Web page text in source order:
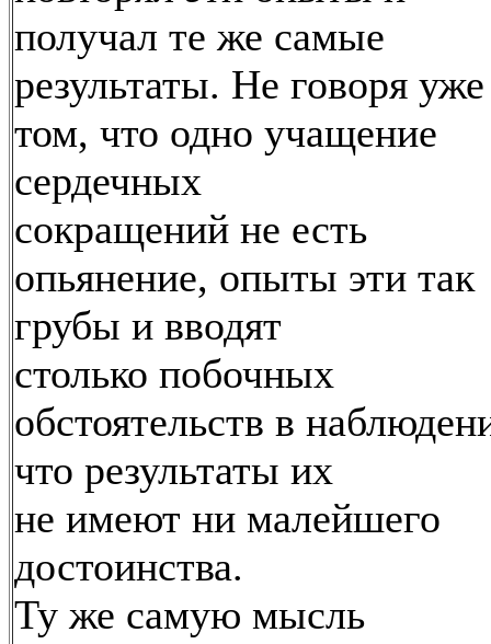
получал те же самые
результаты. Не говоря
том, что одно учащение
сердечных
сокращений не есть
опьянение, опыты эти так
грубы и вводят
столько побочных
обстоятельств в
что результаты их
не имеют ни малейшего
достоинства.
Ту же самую мысль